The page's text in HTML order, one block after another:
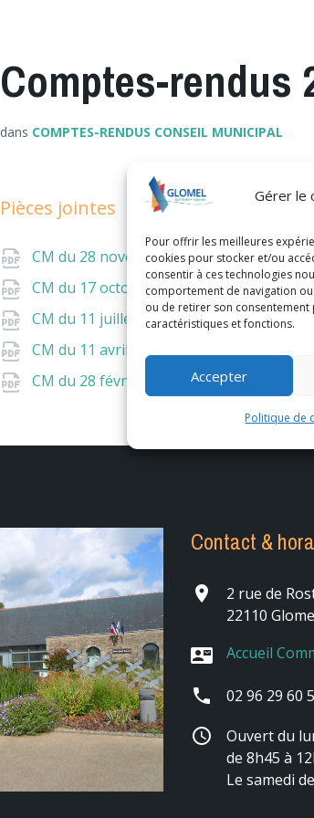
Gérer le
Pour offrir les meilleures
cookies pour stocker et/ou
consentir à ces technologies
comportement de navigation
ou de retirer son
caractéristiques et fonctions.
Accepter
Politique de
Comptes-rendus
dans COMPTES-RENDUS CONSEIL MUNICIPAL
Pièces jointes
CM du 28 novembre 2022 Extension
de
fichier:
pdf
Taille
du
fichier:
632 kB
CM du 17 octobre 2022 Extension
de
fichier:
pdf
Taille
du
fichier:
773 kB
CM du 11 juillet 2022
Extension
fichier:
pdf
Taille
fichier:
640 kB
CM du 11 avril 2022
de
fichier:
du
fichier:
CM du 28 février 2022
Extension
de
pdf
Taille
du
261 kB
Contact &
place
2 rue de
22110
contact_mail Accueil
phone 02 96 29 60
schedule
Ouvert du
de 8h45 à
Le samedi